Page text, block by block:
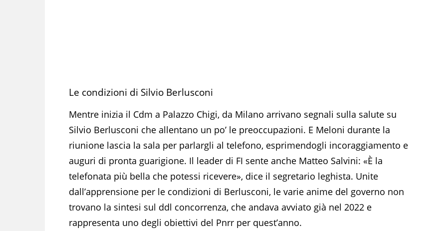
Le condizioni di Silvio Berlusconi
Mentre inizia il Cdm a Palazzo Chigi, da Milano arrivano segnali sulla salute su
Silvio Berlusconi che allentano un po’ le preoccupazioni. E Meloni durante la
riunione lascia la sala per parlargli al telefono, esprimendogli incoraggiamento e
auguri di pronta guarigione. Il leader di FI sente anche Matteo Salvini: «È la
telefonata più bella che potessi ricevere», dice il segretario leghista. Unite
dall’apprensione per le condizioni di Berlusconi, le varie anime del governo non
trovano la sintesi sul ddl concorrenza, che andava avviato già nel 2022 e
rappresenta uno degli obiettivi del Pnrr per quest’anno.